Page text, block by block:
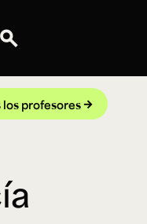
search
los profesoresarrow_forward